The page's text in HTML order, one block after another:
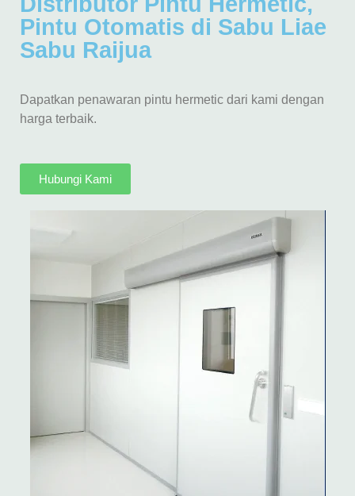
Pintu Otomatis di Sabu Liae
Sabu Raijua
Dapatkan penawaran pintu hermetic dari kami dengan
harga terbaik.
Hubungi Kami